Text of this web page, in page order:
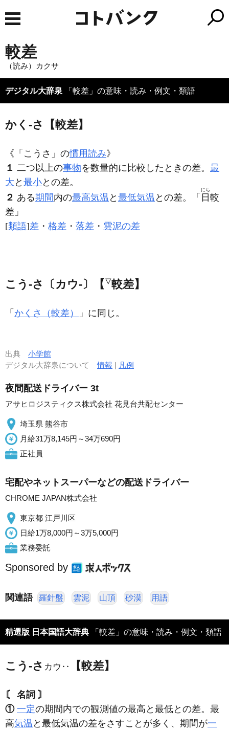
較差
（読み）カクサ
デジタル大辞泉 「較差」の意味・読み・例文・類語
かく‐さ【較差】
《「こうさ」の慣用読み》
１ 二つ以上の事物を数量的に比較したときの差。 最
大 と 最小との差。
２ ある期間内の最高気温 と 最低気温 との差。「 日
にち
較
差 」
[類語]差 ・ 格差 ・ 落差 ・ 雲泥の差
こう‐さ〔カウ‐〕【 ▽較差】
「 かくさ（較差） 」に同じ。
出典 小学館
デジタル大辞泉について情報 | 凡例
夜間配送ドライバー 3t
アサヒロジスティクス株式会社 花見台共配センター
埼玉県 熊谷市
月給31万8,145円～34万690円
正社員
宅配やネットスーパーなどの配送ドライバー
CHROME JAPAN株式会社
東京都 江戸川区
日給1万8,000円～3万5,000円
業務委託
Sponsored by
関連語 羅針盤 雲泥 山頂 砂漠 用語
精選版 日本国語大辞典 「較差」の意味・読み・例文・類語
こう‐さ カウ‥ 【較差】
〘 名詞 〙
① 一定の期間内での観測値の最高と最低との差。最
高気温 と最低気温の差をさすことが多く、期間が一